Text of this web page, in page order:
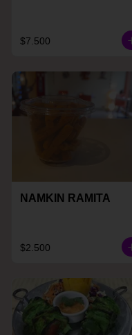
$7.500
NAMKIN RAMITA
$2.500